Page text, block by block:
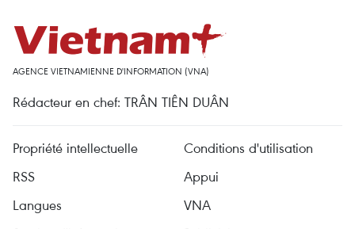
AGENCE VIETNAMIENNE D'INFORMATION (VNA)
Rédacteur en chef: TRÂN TIÊN DUÂN
Propriété intellectuelle
Conditions d'utilisation
RSS
Appui
Langues
VNA